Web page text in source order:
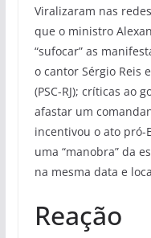
Viralizaram nas
que o ministro
“sufocar” as
o cantor Sérgio Reis
(PSC-RJ); críticas ao
afastar um
incentivou o ato pró-
uma “manobra” da
na mesma data e
Reação